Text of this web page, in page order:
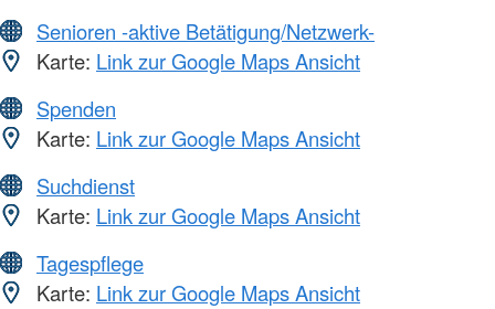
Senioren -aktive Betätigung/Netzwerk-
Karte: Link zur Google Maps Ansicht
Spenden
Karte: Link zur Google Maps Ansicht
Suchdienst
Karte: Link zur Google Maps Ansicht
Tagespflege
Karte: Link zur Google Maps Ansicht